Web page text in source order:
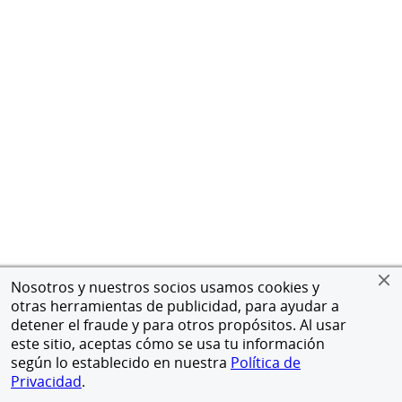
Nosotros y nuestros socios usamos cookies y
otras herramientas de publicidad, para ayudar a
detener el fraude y para otros propósitos. Al usar
este sitio, aceptas cómo se usa tu información
según lo establecido en nuestra Política de
Privacidad.